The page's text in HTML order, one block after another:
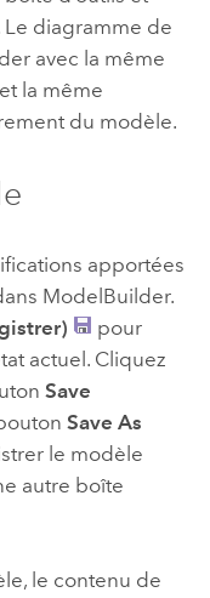
Le diagramme de
avec la même
la même
du modèle.
apportées
ModelBuilder.
pour
actuel. Cliquez
Save
Save As
le modèle
autre boîte
le contenu de